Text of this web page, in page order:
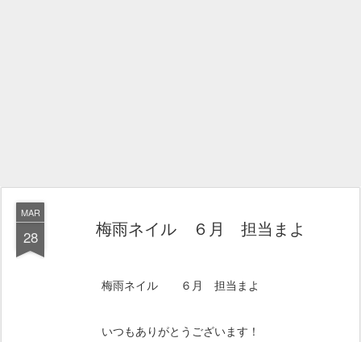
MAR
28 梅雨ネイル ６月 担当まよ
梅雨ネイル ６月 担当まよ
いつもありがとうございます！